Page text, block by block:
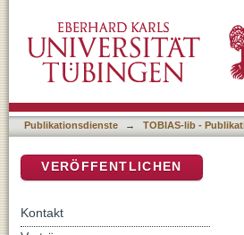
Publikationsdienste → TOBIAS-lib -
VERÖFFENTLICHEN
Kontakt